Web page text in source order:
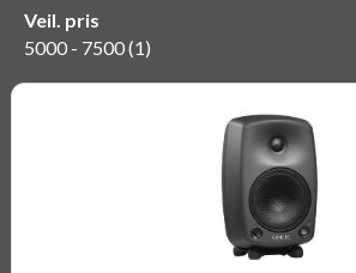
Veil. pris
5000 - 7500 (1)